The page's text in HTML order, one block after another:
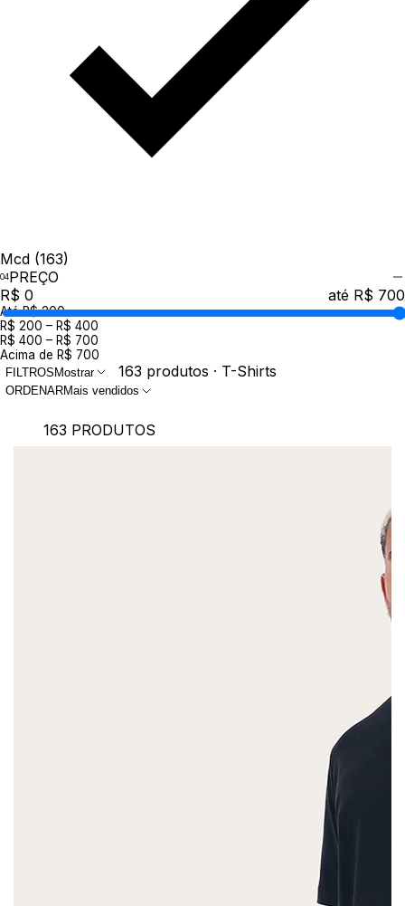
Mcd (163)
PREÇO
R$ 0
até R$ 700
Até R$ 200
R$ 200 – R$ 400
R$ 400 – R$ 700
Acima de R$ 700
FILTROS Mostrar 163 produtos · T-Shirts
ORDENARMais vendidos
163 PRODUTOS